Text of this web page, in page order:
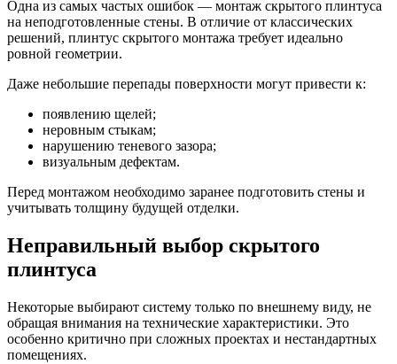
Одна из самых частых ошибок — монтаж скрытого плинтуса
на неподготовленные стены. В отличие от классических
решений, плинтус скрытого монтажа требует идеально
ровной геометрии.
Даже небольшие перепады поверхности могут привести к:
появлению щелей;
неровным стыкам;
нарушению теневого зазора;
визуальным дефектам.
Перед монтажом необходимо заранее подготовить стены и
учитывать толщину будущей отделки.
Неправильный выбор скрытого
плинтуса
Некоторые выбирают систему только по внешнему виду, не
обращая внимания на технические характеристики. Это
особенно критично при сложных проектах и нестандартных
помещениях.